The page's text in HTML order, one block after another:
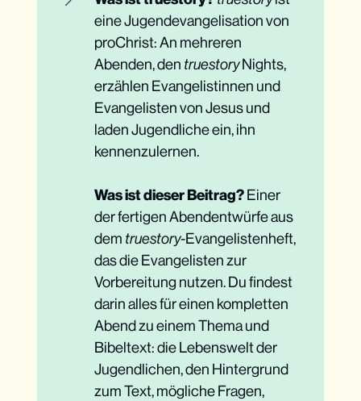
eine Jugendevangelisation von
proChrist: An mehreren
Abenden, den truestoryNights,
erzählen Evangelistinnen und
Evangelisten von Jesus und
laden Jugendliche ein, ihn
kennenzulernen.
Was ist dieser Beitrag?Einer
der fertigen Abendentwürfe aus
dem truestory-Evangelistenheft,
das die Evangelisten zur
Vorbereitung nutzen. Du findest
darin alles für einen kompletten
Abend zu einem Thema und
Bibeltext: die Lebenswelt der
Jugendlichen, den Hintergrund
zum Text, mögliche Fragen,